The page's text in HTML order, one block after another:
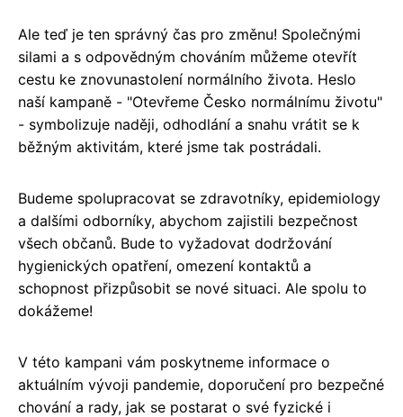
Ale teď je ten správný čas pro změnu! Společnými
silami a s odpovědným chováním můžeme otevřít
cestu ke znovunastolení normálního života. Heslo
naší kampaně - "Otevřeme Česko normálnímu životu"
- symbolizuje naději, odhodlání a snahu vrátit se k
běžným aktivitám, které jsme tak postrádali.
Budeme spolupracovat se zdravotníky, epidemiology
a dalšími odborníky, abychom zajistili bezpečnost
všech občanů. Bude to vyžadovat dodržování
hygienických opatření, omezení kontaktů a
schopnost přizpůsobit se nové situaci. Ale spolu to
dokážeme!
V této kampani vám poskytneme informace o
aktuálním vývoji pandemie, doporučení pro bezpečné
chování a rady, jak se postarat o své fyzické i